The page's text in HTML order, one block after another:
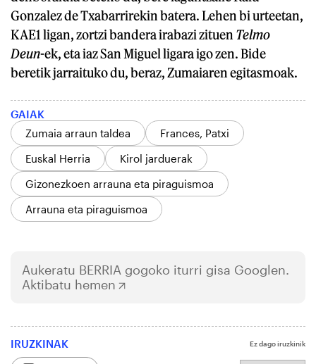
Gonzalez de Txabarrirekin batera. Lehen bi urteetan,
KAE1 ligan, zortzi bandera irabazi zituen Telmo
Deun-ek, eta iaz San Miguel ligara igo zen. Bide
beretik jarraituko du, beraz, Zumaiaren egitasmoak.
GAIAK
Zumaia arraun taldea
Frances, Patxi
Euskal Herria
Kirol jarduerak
Gizonezkoen arrauna eta piraguismoa
Arrauna eta piraguismoa
Aukeratu BERRIA gogoko iturri gisa Googlen.
Aktibatu hemen
IRUZKINAK Ez dago iruzkinik